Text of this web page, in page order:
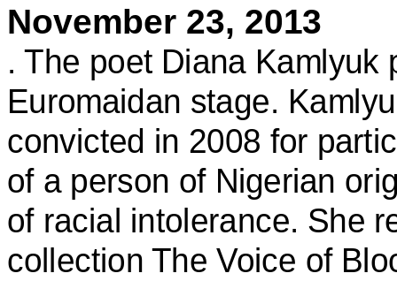
November 23, 2013
. The poet Diana Kamlyuk
Euromaidan stage.
convicted in 2008 for
of a person of Nigerian
of racial intolerance. She
collection The Voice of